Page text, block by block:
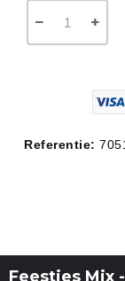
Referentie:
Feestjes Mix